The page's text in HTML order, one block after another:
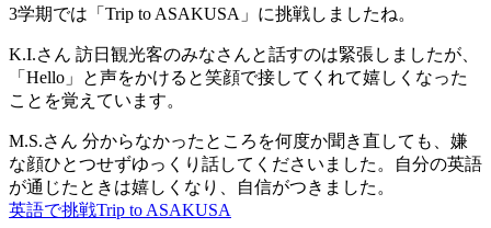
3学期では「Trip to ASAKUSA」に挑戦しましたね。
K.I.さん 訪日観光客のみなさんと話すのは緊張しましたが、
「Hello」と声をかけると笑顔で接してくれて嬉しくなった
ことを覚えています。
M.S.さん 分からなかったところを何度か聞き直しても、嫌
な顔ひとつせずゆっくり話してくださいました。自分の英語
が通じたときは嬉しくなり、自信がつきました。
英語で挑戦Trip to ASAKUSA